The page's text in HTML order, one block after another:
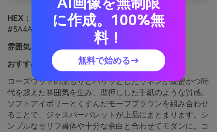
HEX：
#C05A4A #EBD8C8 #9B6B63 #F7F3EE
#5A4A48
雰囲気：
柔らかい、ロマンティック、上品
おすすめ用途：
結婚式招待状セット
ローズウッドの温もりとパリッとしたリネンが親密かつ時
代を超えた雰囲気を生み、型押しした手紙のような質感。
ソフトアイボリーとくすんだモーブブラウンを組み合わせ
ることで、ジャスパーパレットが上品にまとまります。シ
ンプルなセリフ書体や十分な余白と合わせてモダンに。コ
に作成。100%無
料！
無料で始める→